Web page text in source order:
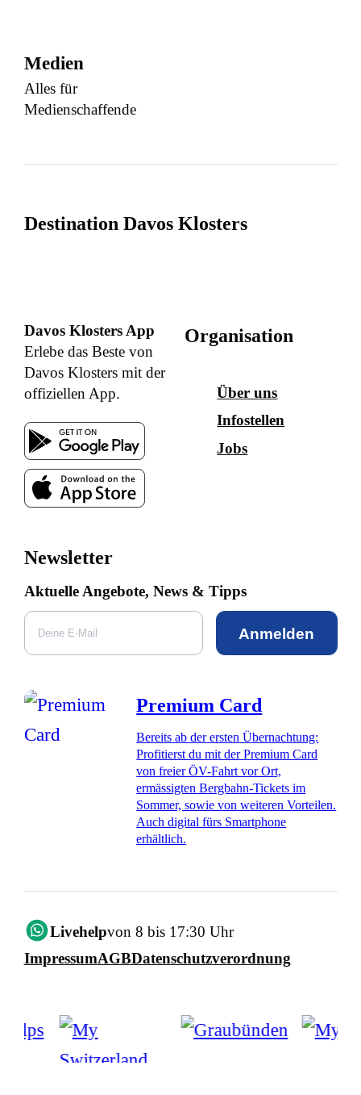
Medien
Alles für
Medienschaffende
Destination Davos Klosters
Davos Klosters App
Erlebe das Beste von
Davos Klosters mit der
offiziellen App.
Organisation
Über uns
Infostellen
Jobs
Newsletter
Aktuelle Angebote, News & Tipps
Anmelden
Premium Card
Bereits ab der ersten Übernachtung:
Profitierst du mit der Premium Card
von freier ÖV-Fahrt vor Ort,
ermässigten Bergbahn-Tickets im
Sommer, sowie von weiteren Vorteilen.
Auch digital fürs Smartphone
erhältlich.
Livehelpvon 8 bis 17:30 Uhr
ImpressumAGBDatenschutzverordnung